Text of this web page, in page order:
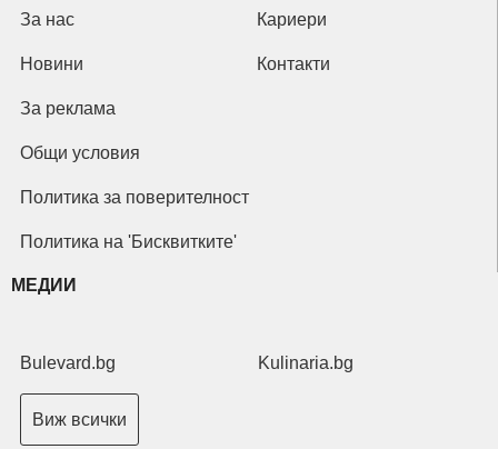
За нас Кариери
Новини Контакти
За реклама
Общи условия
Политика за поверителност
Политика на 'Бисквитките'
МЕДИИ
Bulevard.bg Kulinaria.bg
Виж всички